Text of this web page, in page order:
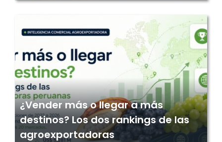
¿Vender más o llegar a más
destinos? Los dos rankings de las
agroexportadoras